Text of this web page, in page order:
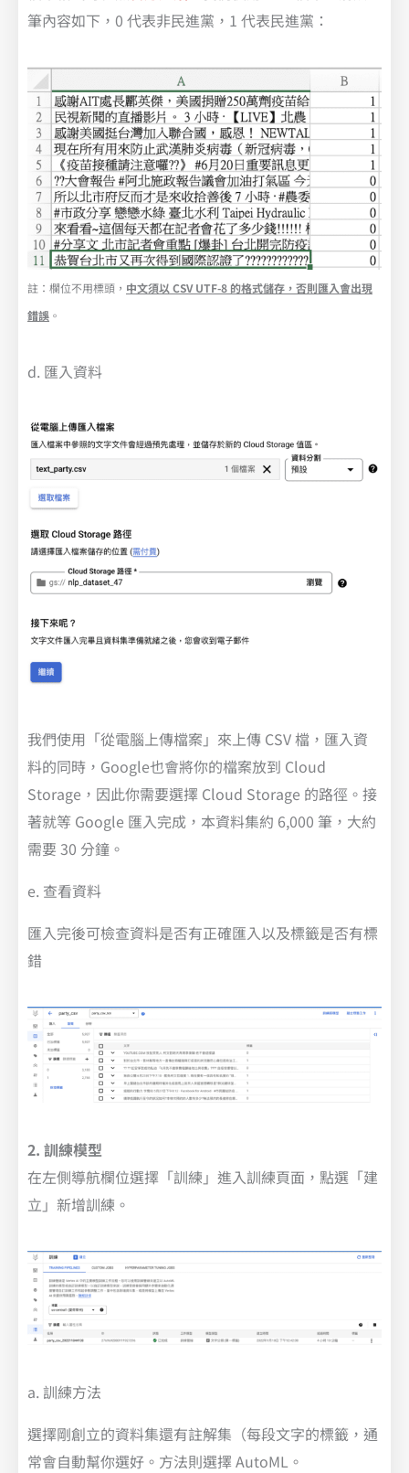
筆內容如下，0 代表非民進黨，1 代表民進黨：
註：欄位不用標頭， 中文須以 CSV UTF-8 的格式儲存，否則匯入會出現
錯誤 。
d. 匯入資料
我們使用「從電腦上傳檔案」來上傳 CSV 檔，匯入資
料的同時，Google也會將你的檔案放到 Cloud
Storage，因此你需要選擇 Cloud Storage 的路徑。接
著就等 Google 匯入完成，本資料集約 6,000 筆，大約
需要 30 分鐘。
e. 查看資料
匯入完後可檢查資料是否有正確匯入以及標籤是否有標
錯
2. 訓練模型
在左側導航欄位選擇「訓練」進入訓練頁面，點選「建
立」新增訓練。
a. 訓練方法
選擇剛創立的資料集還有註解集（每段文字的標籤，通
常會自動幫你選好。方法則選擇 AutoML。